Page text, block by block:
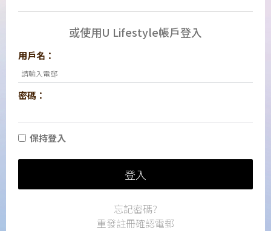
或使用U Lifestyle帳戶登入
用戶名：
密碼：
保持登入
登入
忘記密碼?
重發註冊確認電郵